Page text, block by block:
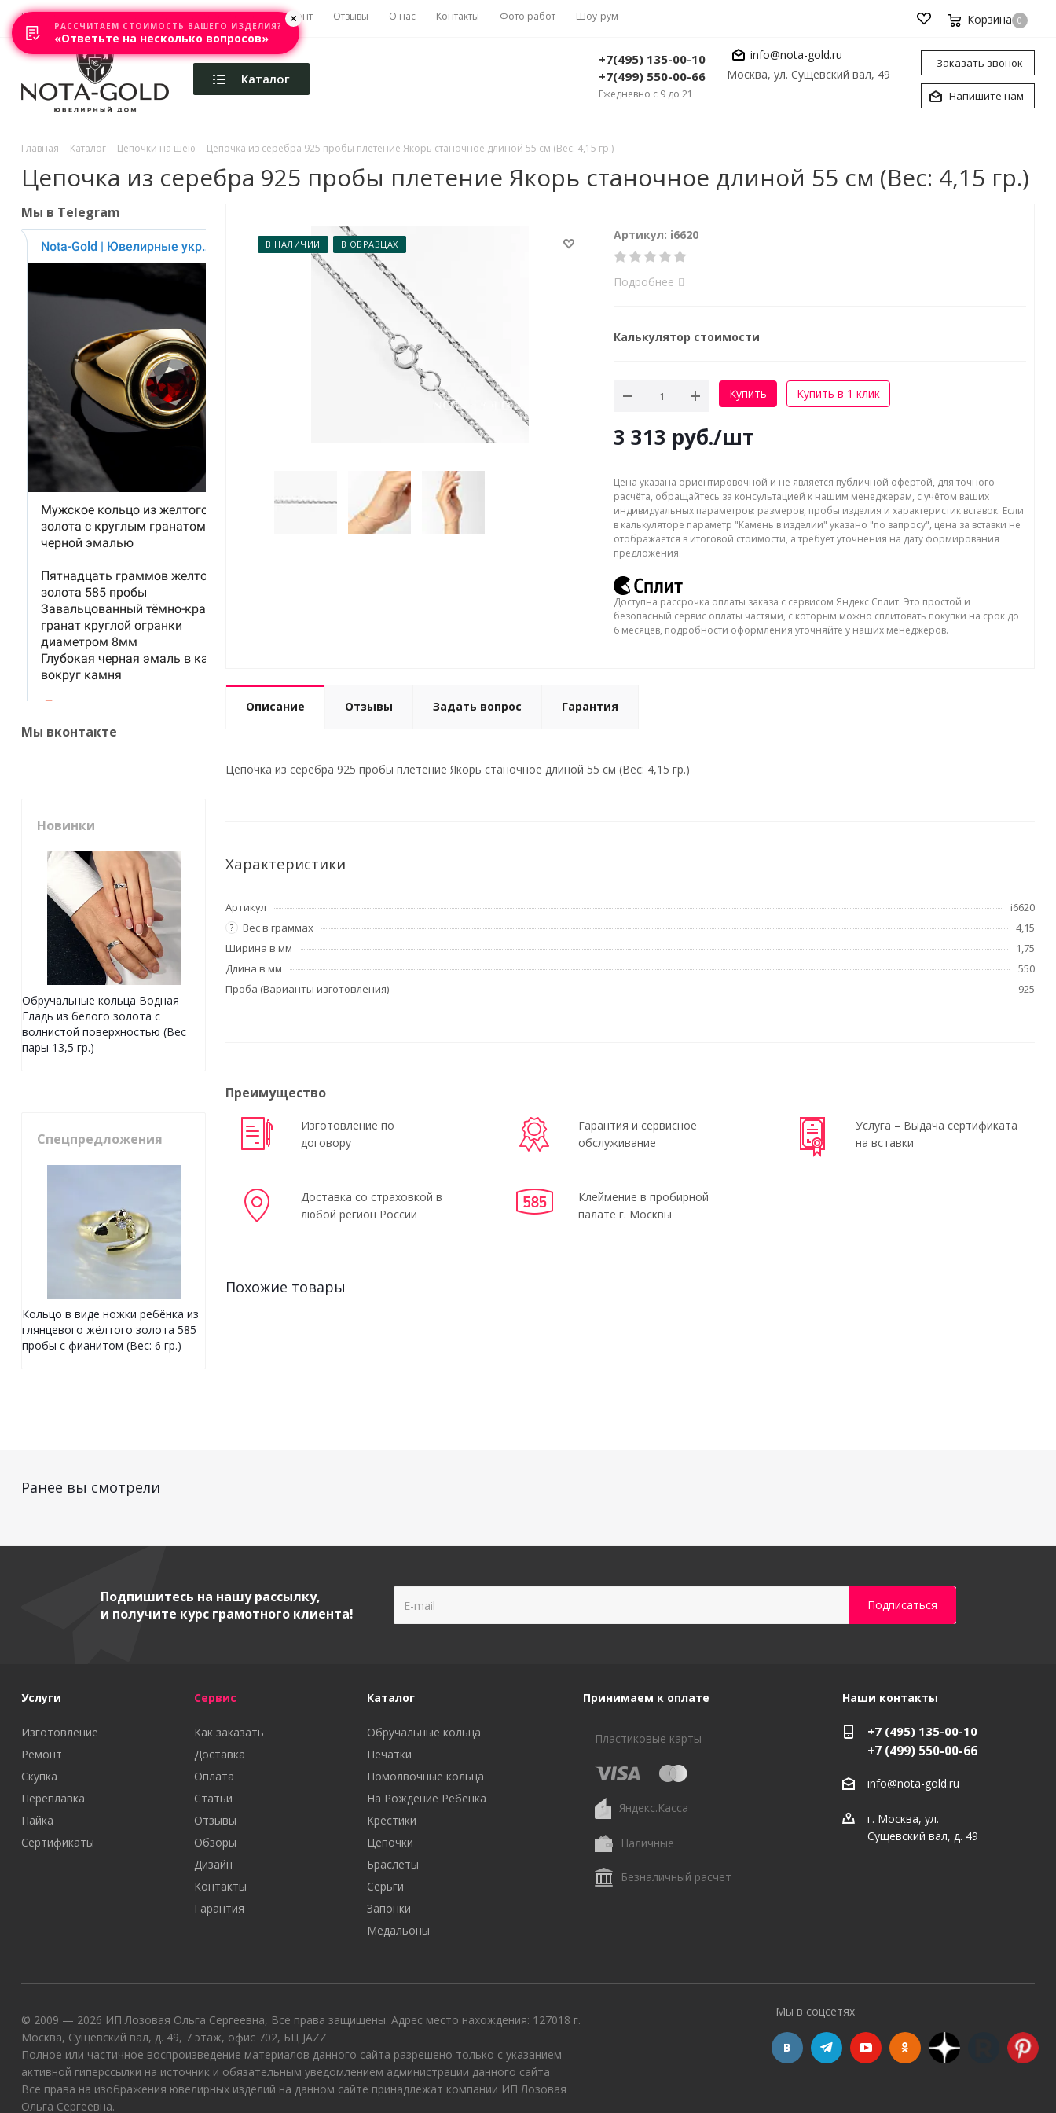
Главная Акции Каталоги Изготовление Ремонт Отзывы О нас Контакты Фото работ Шоу-рум Корзина 0
Каталог
+7(495) 135-00-10
+7(499) 550-00-66
Ежедневно с 9 до 21
info@nota-gold.ru
Москва, ул. Сущевский вал, 49
Заказать звонок
Напишите нам
Главная - Каталог - Цепочки на шею - Цепочка из серебра 925 пробы плетение Якорь станочное длиной 55 см (Вес: 4,15 гр.)
Цепочка из серебра 925 пробы плетение Якорь станочное длиной 55 см (Вес: 4,15 гр.)
В НАЛИЧИИ В ОБРАЗЦАХ
Артикул: i6620
Подробнее
Калькулятор стоимости
Купить Купить в 1 клик
3 313 руб./шт
Цена указана ориентировочной и не является публичной офертой, для точного
расчёта, обращайтесь за консультацией к нашим менеджерам, с учётом ваших
индивидуальных параметров: размеров, пробы изделия и характеристик вставок. Если
в калькуляторе параметр "Камень в изделии" указано "по запросу", цена за вставки не
отображается в итоговой стоимости, а требует уточнения на дату формирования
предложения.
Доступна рассрочка оплаты заказа с сервисом Яндекс Сплит. Это простой и
безопасный сервис оплаты частями, с которым можно сплитовать покупки на срок до
6 месяцев, подробности оформления уточняйте у наших менеджеров.
Описание Отзывы Задать вопрос Гарантия
Цепочка из серебра 925 пробы плетение Якорь станочное длиной 55 см (Вес: 4,15 гр.)
Характеристики
Артикул i6620
? Вес в граммах
4,15
Ширина в мм
1,75
Длина в мм
550
Проба (Варианты изготовления)
925
Преимущество
Изготовление по
договору
Гарантия и сервисное
обслуживание
Услуга – Выдача сертификата
на вставки
Доставка со страховкой в
любой регион России
Клеймение в пробирной
палате г. Москвы
Похожие товары
Мы в Telegram
Мы вконтакте
Новинки
Обручальные кольца Водная
Гладь из белого золота с
волнистой поверхностью (Вес
пары 13,5 гр.)
Спецпредложения
Кольцо в виде ножки ребёнка из
глянцевого жёлтого золота 585
пробы с фианитом (Вес: 6 гр.)
Ранее вы смотрели
Подпишитесь на нашу рассылку,
и получите курс грамотного клиента!
Услуги
Изготовление
Ремонт
Скупка
Переплавка
Пайка
Сертификаты
Сервис
Как заказать
Доставка
Оплата
Статьи
Отзывы
Обзоры
Дизайн
Контакты
Гарантия
Каталог
Обручальные кольца
Печатки
Помолвочные кольца
На Рождение Ребенка
Крестики
Цепочки
Браслеты
Серьги
Запонки
Медальоны
Принимаем к оплате
Пластиковые карты
Яндекс.Касса
Наличные
Безналичный расчет
Наши контакты
+7 (495) 135-00-10
+7 (499) 550-00-66
info@nota-gold.ru
г. Москва, ул.
Сущевский вал, д. 49
© 2009 — 2026 ИП Лозовая Ольга Сергеевна, Все права защищены. Адрес место нахождения: 127018 г.
Москва, Сущевский вал, д. 49, 7 этаж, офис 702, БЦ JAZZ
Полное или частичное воспроизведение материалов данного сайта разрешено только с указанием
активной гиперссылки на источник и обязательным уведомлением администрации данного сайта
Все права на изображения ювелирных изделий на данном сайте принадлежат компании ИП Лозовая
Ольга Сергеевна.
Мы в соцсетях
РАССЧИТАЕМ СТОИМОСТЬ ВАШЕГО ИЗДЕЛИЯ?
«Ответьте на несколько вопросов»